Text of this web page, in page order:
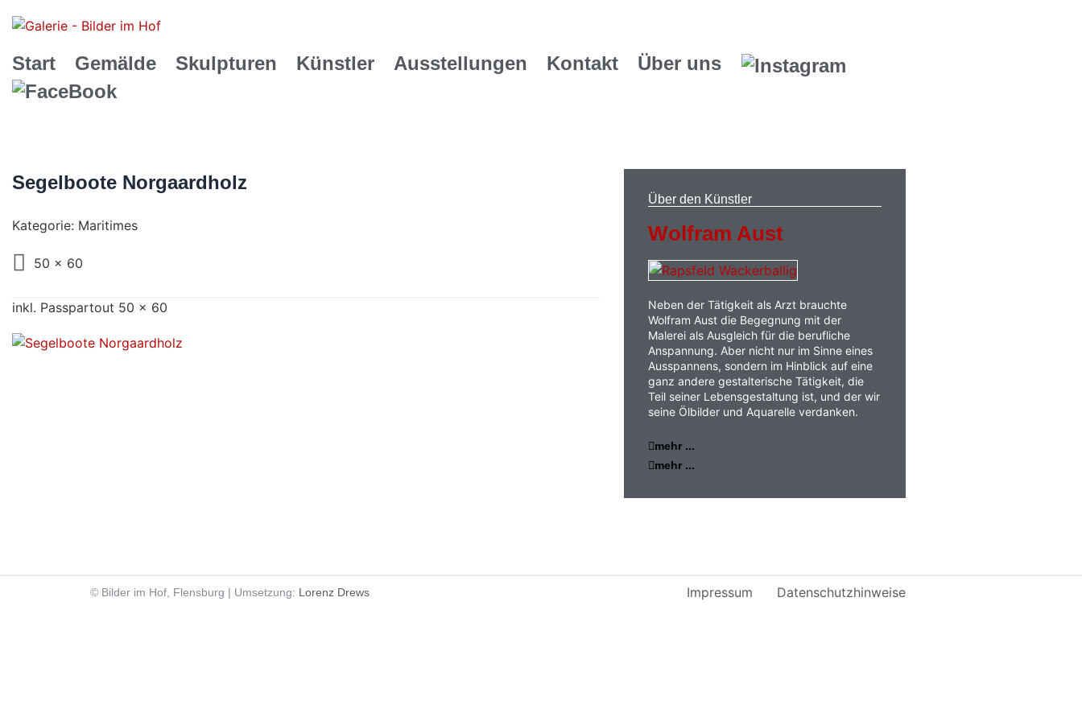
Start Gemälde Skulpturen Künstler Ausstellungen Kontakt Über uns
Segelboote Norgaardholz
Kategorie: Maritimes
50 x 60
inkl. Passpartout 50 x 60
Über den Künstler
Wolfram Aust
Neben der Tätigkeit als Arzt brauchte
Wolfram Aust die Begegnung mit der
Malerei als Ausgleich für die berufliche
Anspannung. Aber nicht nur im Sinne eines
Ausspannens, sondern im Hinblick auf eine
ganz andere gestalterische Tätigkeit, die
Teil seiner Lebensgestaltung ist, und der wir
seine Ölbilder und Aquarelle verdanken.
mehr ...
mehr ...
© Bilder im Hof, Flensburg | Umsetzung: Lorenz Drews Impressum Datenschutzhinweise